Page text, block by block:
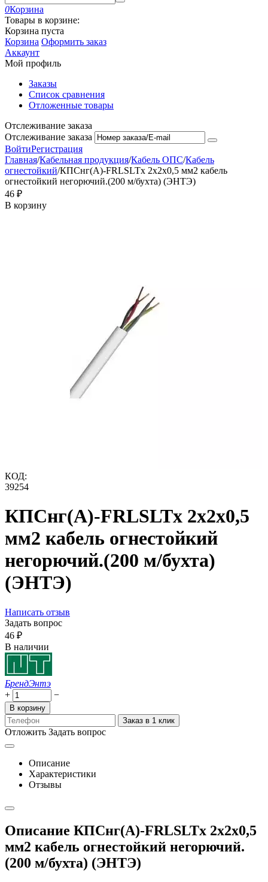
0Корзина
Товары в корзине:
Корзина пуста
Корзина Оформить заказ
Аккаунт
Мой профиль
Заказы
Список сравнения
Отложенные товары
Отслеживание заказа
Отслеживание заказа
ВойтиРегистрация
Главная/Кабельная продукция/Кабель ОПС/Кабель
огнестойкий/КПСнг(А)-FRLSLTx 2х2х0,5 мм2 кабель
огнестойкий негорючий.(200 м/бухта) (ЭНТЭ)
‍46‍ ₽
В корзину
КОД:
39254
КПСнг(А)-FRLSLTx 2х2х0,5
мм2 кабель огнестойкий
негорючий.(200 м/бухта)
(ЭНТЭ)
Написать отзыв
Задать вопрос
‍46‍ ₽
В наличии
БрендЭнтэ
+
−
В корзину
Заказ в 1 клик
Отложить Задать вопрос
Описание
Характеристики
Отзывы
Описание КПСнг(А)-FRLSLTx 2х2х0,5
мм2 кабель огнестойкий негорючий.
(200 м/бухта) (ЭНТЭ)